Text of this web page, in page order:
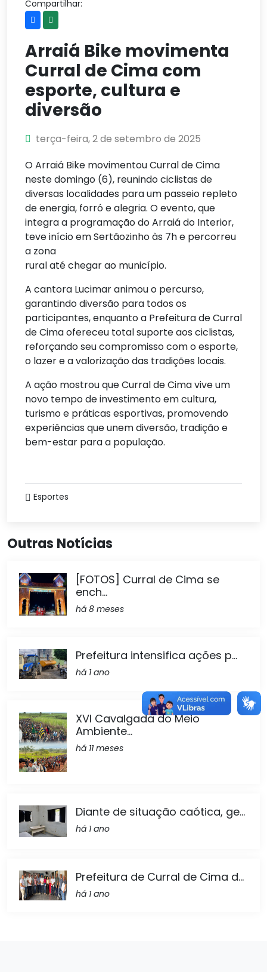
Compartilhar:
Arraiá Bike movimenta
Curral de Cima com
esporte, cultura e
diversão
terça-feira, 2 de setembro de 2025
O Arraiá Bike movimentou Curral de Cima
neste domingo (6), reunindo ciclistas de
diversas localidades para um passeio repleto
de energia, forró e alegria. O evento, que
integra a programação do Arraiá do Interior,
teve início em Sertãozinho às 7h e percorreu
a zona
rural até chegar ao município.
A cantora Lucimar animou o percurso,
garantindo diversão para todos os
participantes, enquanto a Prefeitura de Curral
de Cima ofereceu total suporte aos ciclistas,
reforçando seu compromisso com o esporte,
o lazer e a valorização das tradições locais.
A ação mostrou que Curral de Cima vive um
novo tempo de investimento em cultura,
turismo e práticas esportivas, promovendo
experiências que unem diversão, tradição e
bem-estar para a população.
Esportes
Outras Notícias
[FOTOS] Curral de Cima se
ench...
há 8 meses
Prefeitura intensifica ações p...
há 1 ano
XVI Cavalgada do Meio
Ambiente...
há 11 meses
Diante de situação caótica, ge...
há 1 ano
Prefeitura de Curral de Cima d...
há 1 ano